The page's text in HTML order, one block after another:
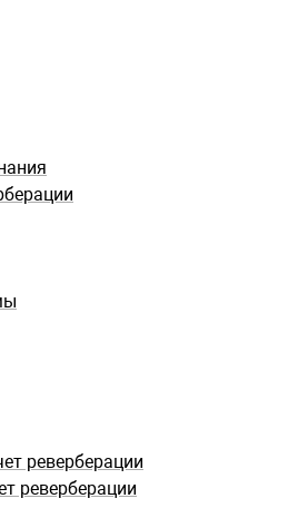
реверберации
реверберации